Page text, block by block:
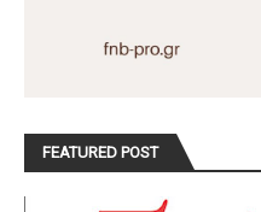
FEATURED POST